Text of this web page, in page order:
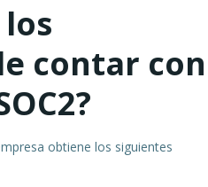
contar con
obtiene los siguientes